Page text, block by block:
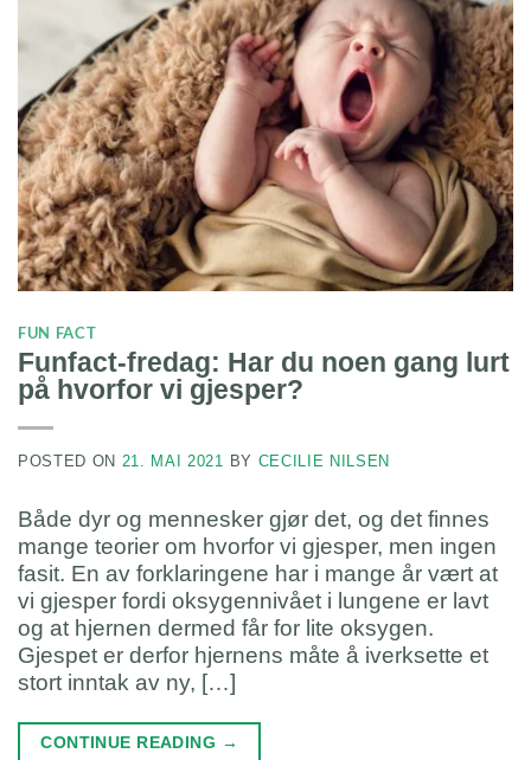
FUN FACT
Funfact-fredag: Har du noen gang lurt
på hvorfor vi gjesper?
POSTED ON 21. MAI 2021 BY CECILIE NILSEN
Både dyr og mennesker gjør det, og det finnes
mange teorier om hvorfor vi gjesper, men ingen
fasit. En av forklaringene har i mange år vært at
vi gjesper fordi oksygennivået i lungene er lavt
og at hjernen dermed får for lite oksygen.
Gjespet er derfor hjernens måte å iverksette et
stort inntak av ny, […]
CONTINUE READING →